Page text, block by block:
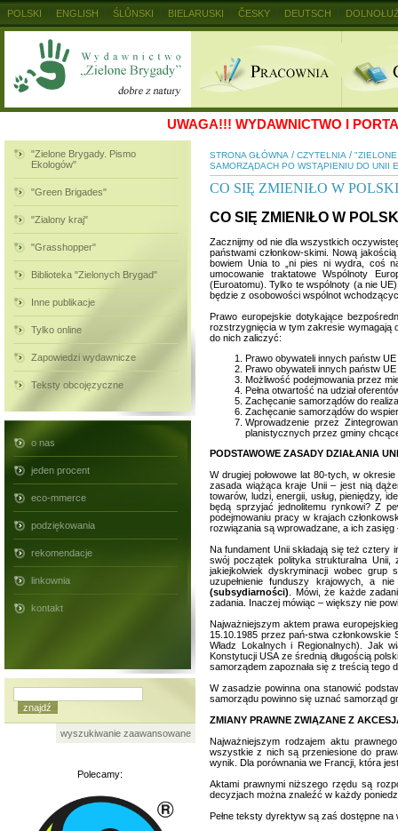
UWAGA!!! WYDAWNICTWO I
"Zielone Brygady. Pismo
Ekologów"
"Green Brigades"
"Zialony kraj"
"Grasshopper"
Biblioteka "Zielonych Brygad"
Inne publikacje
Tylko online
Zapowiedzi wydawnicze
Teksty obcojęzyczne
o nas
jeden procent
eco-mmerce
podziękowania
rekomendacje
linkownia
kontakt
wyszukiwanie zaawansowane
Polecamy:
STRONA GŁÓWNA / CZYTELNIA /
SAMORZĄDACH PO WSTĄPIENIU DO UNII
CO SIĘ ZMIENIŁO W
CO SIĘ ZMIENIŁO W
Zacznijmy od nie dla wszystkich
państwami członkow-skimi. Nową
bowiem Unia to „ni pies ni wydra, coś
umocowanie traktatowe Wspólnoty
(Euroatomu). Tylko te wspólnoty (a nie
będzie z osobowości wspólnot
Prawo europejskie dotykające
rozstrzygnięcia w tym zakresie wymagają
do nich zaliczyć:
Prawo obywateli innych państw
Prawo obywateli innych państw
Możliwość podejmowania przez
Pełna otwartość na udział
Zachęcanie samorządów do
Zachęcanie samorządów do
Wprowadzenie przez
planistycznych przez gminy
PODSTAWOWE ZASADY DZIAŁANIA
W drugiej połowowe lat 80-tych, w
zasada wiążąca kraje Unii – jest nią
towarów, ludzi, energii, usług, pieniędzy,
będą sprzyjać jednolitemu rynkowi? Z
podejmowaniu pracy w krajach
rozwiązania są wprowadzane, a ich
Na fundament Unii składają się też cztery
swój początek polityka strukturalna
jakiejkolwiek dyskryminacji wobec grup
uzupełnienie funduszy krajowych, a
(subsydiarności) . Mówi, że każde
zadania. Inaczej mówiąc – większy nie
Najważniejszym aktem prawa
15.10.1985 przez pań-stwa członkowskie
Władz Lokalnych i Regionalnych). Jak
Konstytucji USA ze średnią długością
samorządem zapoznała się z treścią tego
W zasadzie powinna ona stanowić
samorządu powinno się uznać samorząd
ZMIANY PRAWNE ZWIĄZANE Z
Najważniejszym rodzajem aktu
wszystkie z nich są przeniesione do
wynik. Dla porównania we Francji, która
Aktami prawnymi niższego rzędu są
decyzjach można znaleźć w każdy
Pełne teksty dyrektyw są zaś dostępne
POLSKI ENGLISH ŚLŮNSKI BIELARUSKI ČESKY DEUTSCH